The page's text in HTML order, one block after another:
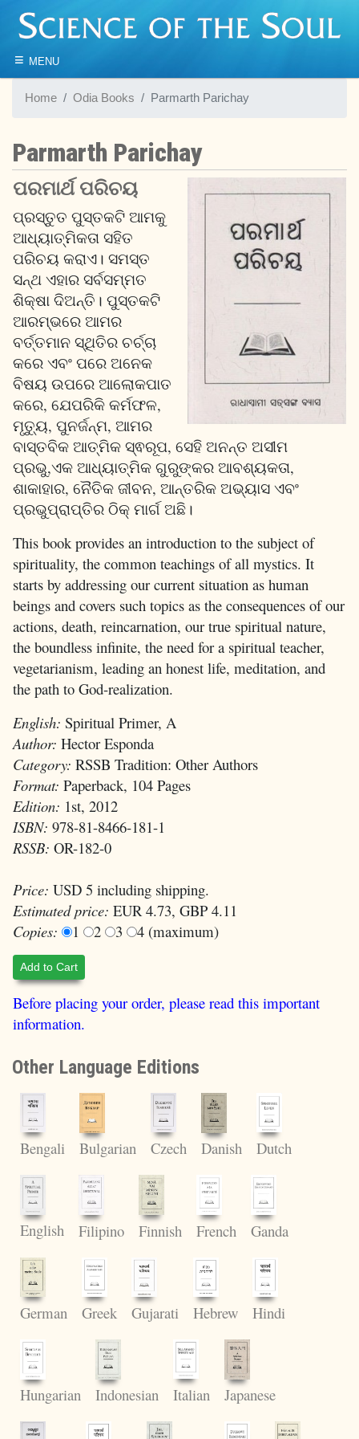
≡ MENU
Home Odia Books Parmarth Parichay
Parmarth Parichay
ପରମାର୍ଥ ପରିଚୟ
ପ୍ରସ୍ତୁତ ପୁସ୍ତକଟି ଆମକୁ
ଆଧ୍ୟାତ୍ମିକତା ସହିତ
ପରିଚୟ କରାଏ। ସମସ୍ତ
ସନ୍ଥ ଏହାର ସର୍ବସମ୍ମତ
ଶିକ୍ଷା ଦିଅନ୍ତି। ପୁସ୍ତକଟି
ଆରମ୍ଭରେ ଆମର
ବର୍ତ୍ତମାନ ସ୍ଥିତିର ଚର୍ଚ୍ଚା
କରେ ଏବଂ ପରେ ଅନେକ
ବିଷୟ ଉପରେ ଆଲୋକପାତ
କରେ, ଯେପରିକି କର୍ମଫଳ,
ମୃତ୍ୟୁ, ପୁନର୍ଜନ୍ମ, ଆମର
ବାସ୍ତବିକ ଆତ୍ମିକ ସ୍ଵରୂପ, ସେହି ଅନନ୍ତ ଅସୀମ
ପ୍ରଭୁ,ଏକ ଆଧ୍ୟାତ୍ମିକ ଗୁରୁଙ୍କର ଆବଶ୍ୟକତା,
ଶାକାହାର, ନୈତିକ ଜୀବନ, ଆନ୍ତରିକ ଅଭ୍ୟାସ ଏବଂ
ପ୍ରଭୁପ୍ରାପ୍ତିର ଠିକ୍ ମାର୍ଗ ଅଛି।
This book provides an introduction to the subject of
spirituality, the common teachings of all mystics. It
starts by addressing our current situation as human
beings and covers such topics as the consequences of our
actions, death, reincarnation, our true spiritual nature,
the boundless infinite, the need for a spiritual teacher,
vegetarianism, leading an honest life, meditation, and
the path to God-realization.
English: Spiritual Primer, A
Author: Hector Esponda
Category: RSSB Tradition: Other Authors
Format: Paperback, 104 Pages
Edition: 1st, 2012
ISBN: 978-81-8466-181-1
RSSB: OR-182-0
Price: USD 5 including shipping.
Estimated price: EUR 4.73, GBP 4.11
Copies:
1 2 3 4 (maximum)
Add to Cart
Before placing your order, please read this important
information.
Other Language Editions
Bengali Bulgarian Czech Danish Dutch
English Filipino Finnish French Ganda
German Greek Gujarati Hebrew Hindi
Hungarian Indonesian Italian Japanese